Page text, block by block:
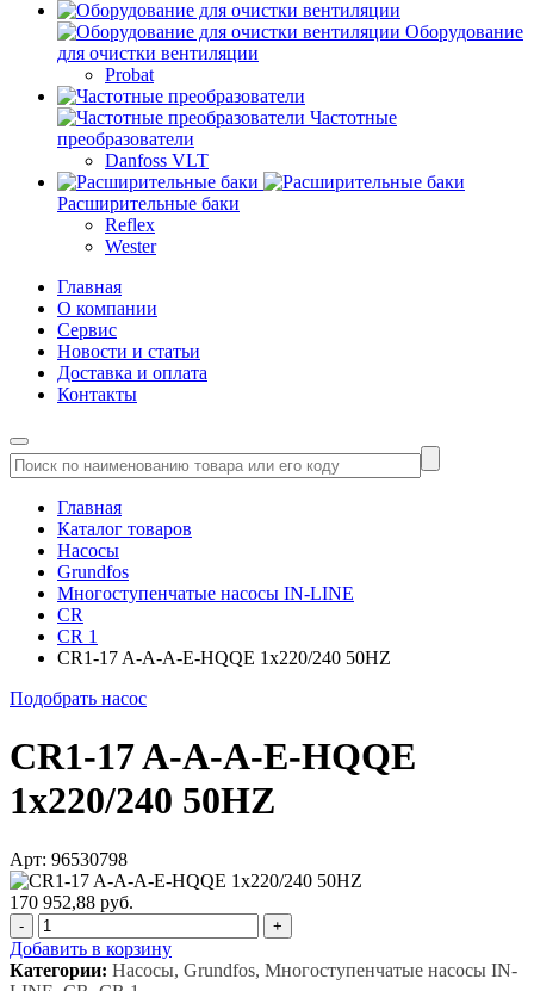
Оборудование
для очистки вентиляции
Probat
Частотные
преобразователи
Danfoss VLT
Расширительные баки
Reflex
Wester
Главная
О компании
Сервис
Новости и статьи
Доставка и оплата
Контакты
Главная
Каталог товаров
Насосы
Grundfos
Многоступенчатые насосы IN-LINE
CR
CR 1
CR1-17 A-A-A-E-HQQE 1x220/240 50HZ
Подобрать насос
CR1-17 A-A-A-E-HQQE
1x220/240 50HZ
Арт: 96530798
170 952,88 руб.
- +
Добавить в корзину
Категории: Насосы, Grundfos, Многоступенчатые насосы IN-